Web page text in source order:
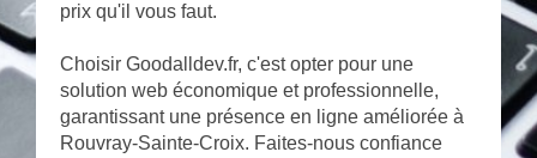
prix qu'il vous faut.
Choisir Goodalldev.fr, c'est opter pour une
solution web économique et professionnelle,
garantissant une présence en ligne améliorée à
Rouvray-Sainte-Croix. Faites-nous confiance